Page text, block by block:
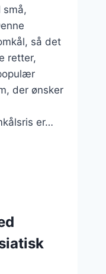
små,
så det
retter,
der ønsker
er…